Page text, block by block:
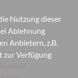
Nutzung dieser
Ablehnung
Anbietern, z.B.
zur Verfügung
stellte
Ob die